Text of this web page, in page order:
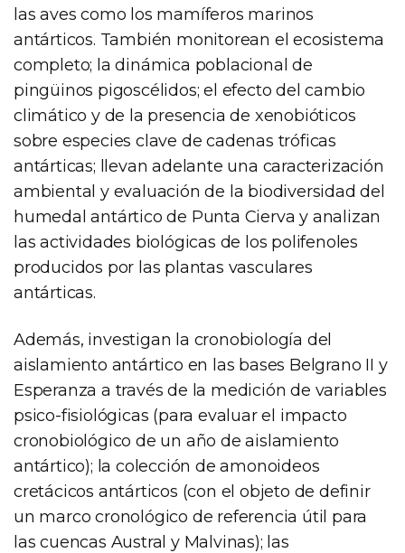
las aves como los mamíferos marinos
antárticos. También monitorean el ecosistema
completo; la dinámica poblacional de
pingüinos pigoscélidos; el efecto del cambio
climático y de la presencia de xenobióticos
sobre especies clave de cadenas tróficas
antárticas; llevan adelante una caracterización
ambiental y evaluación de la biodiversidad del
humedal antártico de Punta Cierva y analizan
las actividades biológicas de los polifenoles
producidos por las plantas vasculares
antárticas.
Además, investigan la cronobiología del
aislamiento antártico en las bases Belgrano II y
Esperanza a través de la medición de variables
psico-fisiológicas (para evaluar el impacto
cronobiológico de un año de aislamiento
antártico); la colección de amonoideos
cretácicos antárticos (con el objeto de definir
un marco cronológico de referencia útil para
las cuencas Austral y Malvinas); las